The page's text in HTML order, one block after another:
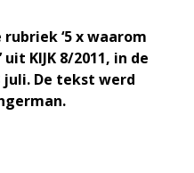
‘5 x waarom
KIJK 8/2011, in de
De tekst werd